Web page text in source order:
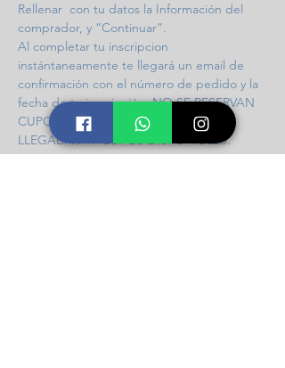
Rellenar  con tu datos la Información del
comprador, y “Continuar”.
Al completar tu inscripcion
instántaneamente te llegará un email de
confirmación con el número de pedido y la
fecha de tu inscripción. NO SE RESERVAN
CUPOS / INGRESO POR ORDEN DE
LLEGADA / 97 CUPOS DISPONIBLES.